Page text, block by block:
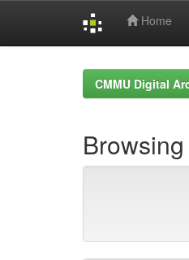
Home
CMMU Digital